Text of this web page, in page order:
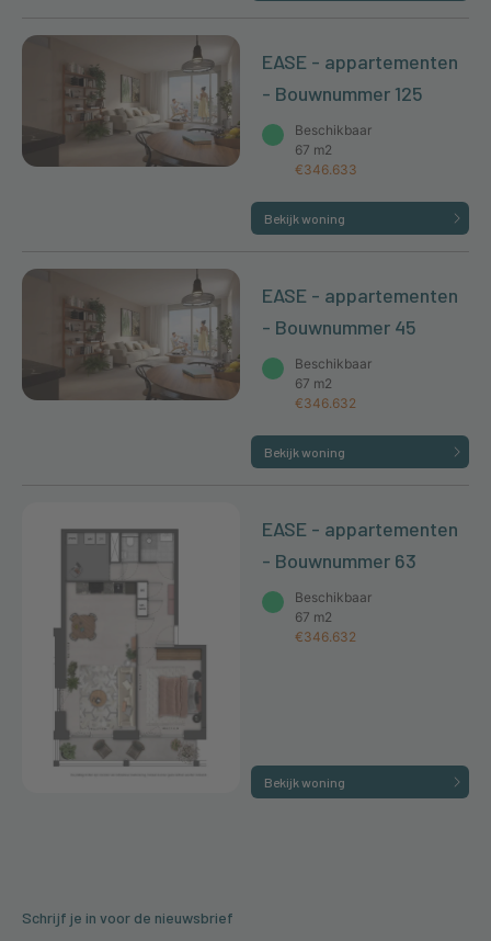
EASE - appartementen
- Bouwnummer 125
Beschikbaar
67 m2
€346.633
Bekijk woning
EASE - appartementen
- Bouwnummer 45
Beschikbaar
67 m2
€346.632
Bekijk woning
EASE - appartementen
- Bouwnummer 63
Beschikbaar
67 m2
€346.632
Bekijk woning
Schrijf je in voor de nieuwsbrief